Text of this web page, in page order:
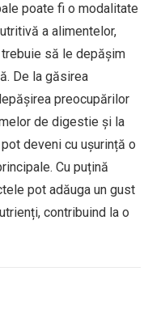
poate fi o modalitate
a alimentelor,
să le depășim
De la găsirea
preocupărilor
de digestie și la
deveni cu ușurință o
Cu puțină
pot adăuga un gust
contribuind la o